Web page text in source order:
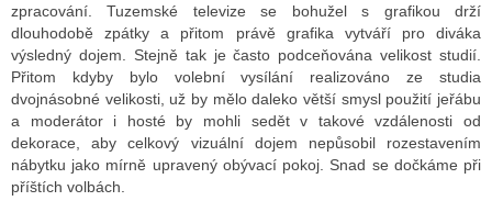
zpracování. Tuzemské televize se bohužel s grafikou drží
dlouhodobě zpátky a přitom právě grafika vytváří pro diváka
výsledný dojem. Stejně tak je často podceňována velikost studií.
Přitom kdyby bylo volební vysílání realizováno ze studia
dvojnásobné velikosti, už by mělo daleko větší smysl použití jeřábu
a moderátor i hosté by mohli sedět v takové vzdálenosti od
dekorace, aby celkový vizuální dojem nepůsobil rozestavením
nábytku jako mírně upravený obývací pokoj. Snad se dočkáme při
příštích volbách.